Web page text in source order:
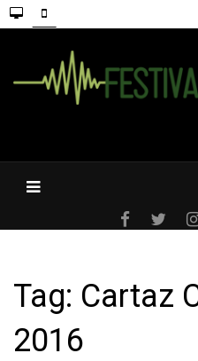
Tag: Cartaz
2016